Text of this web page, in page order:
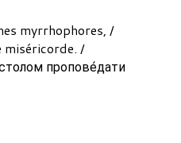
myrrhophores, /
miséricorde. /
пропове́дати